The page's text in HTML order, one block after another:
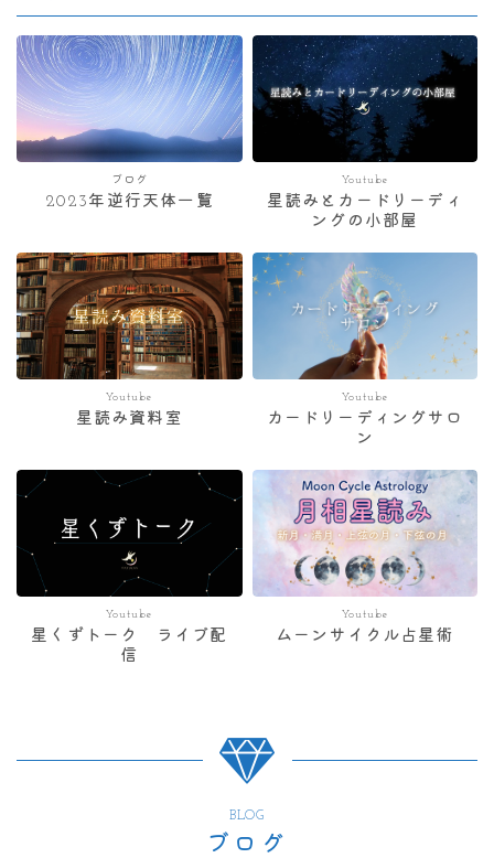
ブログ
2023年逆行天体一覧
Youtube
星読みとカードリーディ
ングの小部屋
Youtube
星読み資料室
Youtube
カードリーディングサロ
ン
Youtube
星くずトーク ライブ配
信
Youtube
ムーンサイクル占星術
BLOG
ブログ